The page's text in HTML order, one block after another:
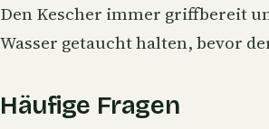
Den Kescher immer griffbereit
Wasser getaucht halten, bevor
Häufige Fragen